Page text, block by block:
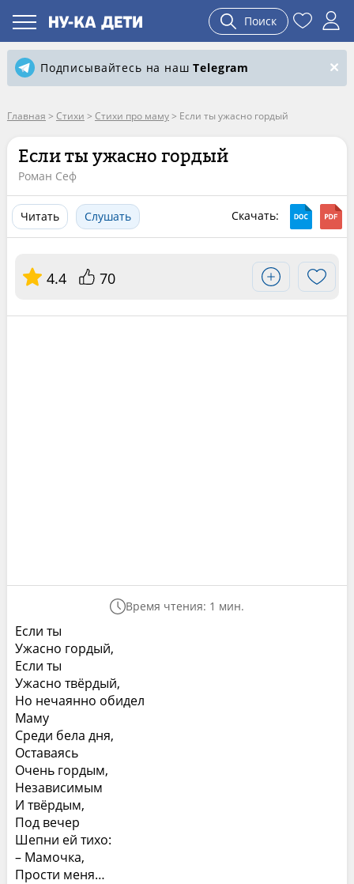
Поиск
Подписывайтесь на нашTelegram
Главная > Стихи > Стихи про маму> Если ты ужасно гордый
Если ты ужасно гордый
Роман Сеф
Читать Слушать Скачать:
4.4 70
Время чтения: 1 мин.
Если ты
Ужасно гордый,
Если ты
Ужасно твёрдый,
Но нечаянно обидел
Маму
Среди бела дня,
Оставаясь
Очень гордым,
Независимым
И твёрдым,
Под вечер
Шепни ей тихо:
– Мамочка,
Прости меня…